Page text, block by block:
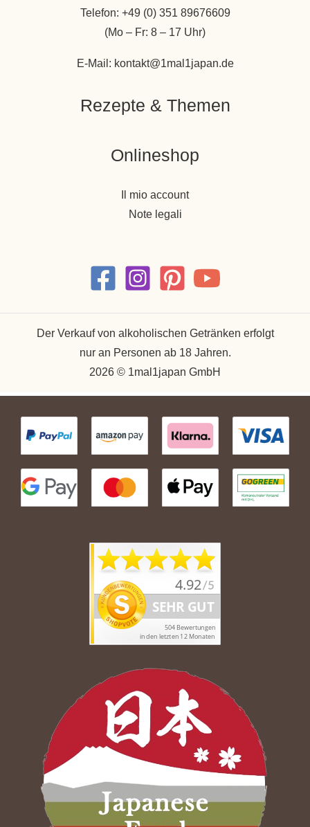
Telefon: +49 (0) 351 89676609
(Mo – Fr: 8 – 17 Uhr)
E-Mail: kontakt@1mal1japan.de
Rezepte & Themen
Onlineshop
Il mio account
Note legali
Der Verkauf von alkoholischen Getränken erfolgt
nur an Personen ab 18 Jahren.
2026 © 1mal1japan GmbH